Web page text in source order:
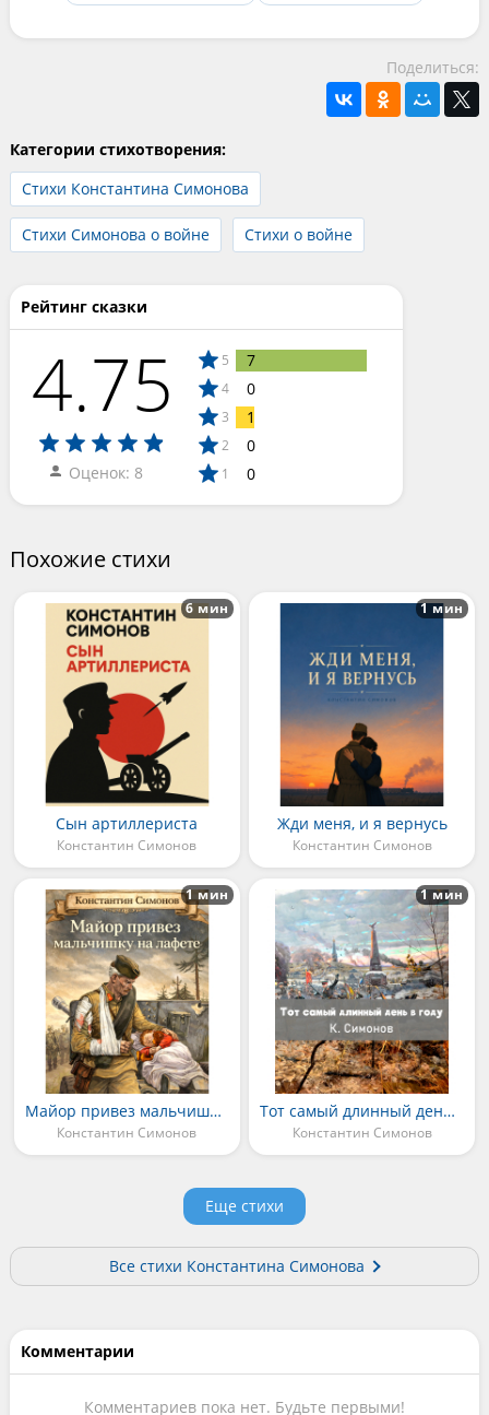
Поделиться:
Категории стихотворения:
Стихи Константина Симонова
Стихи Симонова о войне Стихи о войне
Рейтинг сказки
4.75
Оценок: 8
5 7
4 0
3 1
2 0
1 0
Похожие стихи
Сын артиллериста
Константин Симонов
6 мин
Жди меня, и я вернусь
Константин Симонов
1 мин
Майор привез мальчишку на лафете
Константин Симонов
1 мин
Тот самый длинный день в году
Константин Симонов
1 мин
Еще стихи
Все стихи Константина Симонова
Комментарии
Комментариев пока нет. Будьте первыми!